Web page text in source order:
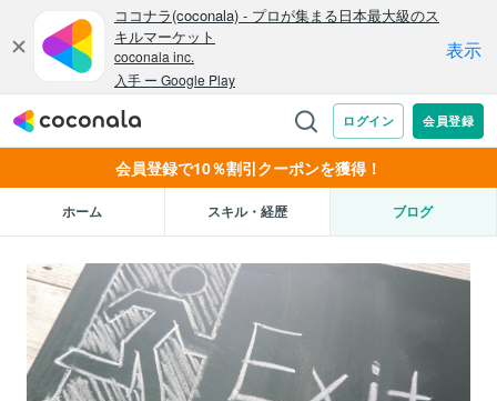
会員登録で10％割引クーポンを獲得！
ホーム スキル・経歴 ブログ